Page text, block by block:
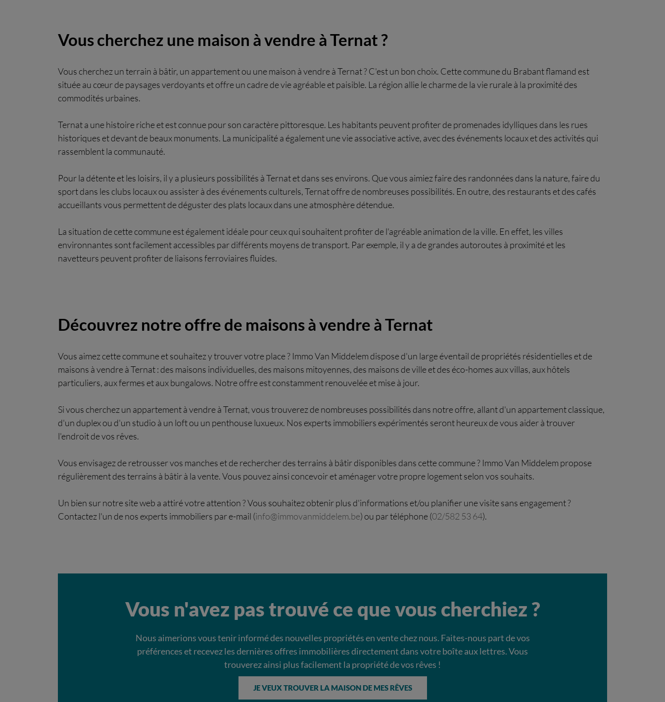
Vous cherchez une maison à vendre à Ternat ?
Vous cherchez un terrain à bâtir, un appartement ou une maison à vendre à Ternat ? C'est un bon choix. Cette commune du Brabant flamand est
située au cœur de paysages verdoyants et offre un cadre de vie agréable et paisible. La région allie le charme de la vie rurale à la proximité des
commodités urbaines.
Ternat a une histoire riche et est connue pour son caractère pittoresque. Les habitants peuvent profiter de promenades idylliques dans les rues
historiques et devant de beaux monuments. La municipalité a également une vie associative active, avec des événements locaux et des activités qui
rassemblent la communauté.
Pour la détente et les loisirs, il y a plusieurs possibilités à Ternat et dans ses environs. Que vous aimiez faire des randonnées dans la nature, faire du
sport dans les clubs locaux ou assister à des événements culturels, Ternat offre de nombreuses possibilités. En outre, des restaurants et des cafés
accueillants vous permettent de déguster des plats locaux dans une atmosphère détendue.
La situation de cette commune est également idéale pour ceux qui souhaitent profiter de l'agréable animation de la ville. En effet, les villes
environnantes sont facilement accessibles par différents moyens de transport. Par exemple, il y a de grandes autoroutes à proximité et les
navetteurs peuvent profiter de liaisons ferroviaires fluides.
Découvrez notre offre de maisons à vendre à Ternat
Vous aimez cette commune et souhaitez y trouver votre place ? Immo Van Middelem dispose d'un large éventail de propriétés résidentielles et de
maisons à vendre à Ternat : des maisons individuelles, des maisons mitoyennes, des maisons de ville et des éco-homes aux villas, aux hôtels
particuliers, aux fermes et aux bungalows. Notre offre est constamment renouvelée et mise à jour.
Si vous cherchez un appartement à vendre à Ternat, vous trouverez de nombreuses possibilités dans notre offre, allant d'un appartement classique,
d'un duplex ou d'un studio à un loft ou un penthouse luxueux. Nos experts immobiliers expérimentés seront heureux de vous aider à trouver
l'endroit de vos rêves.
Vous envisagez de retrousser vos manches et de rechercher des terrains à bâtir disponibles dans cette commune ? Immo Van Middelem propose
régulièrement des terrains à bâtir à la vente. Vous pouvez ainsi concevoir et aménager votre propre logement selon vos souhaits.
Un bien sur notre site web a attiré votre attention ? Vous souhaitez obtenir plus d'informations et/ou planifier une visite sans engagement ?
Contactez l'un de nos experts immobiliers par e-mail (info@immovanmiddelem.be) ou par téléphone (02/582 53 64).
Vous n'avez pas trouvé ce que vous cherchiez ?
Nous aimerions vous tenir informé des nouvelles propriétés en vente chez nous. Faites-nous part de vos
préférences et recevez les dernières offres immobilières directement dans votre boîte aux lettres. Vous
trouverez ainsi plus facilement la propriété de vos rêves !
JE VEUX TROUVER LA MAISON DE MES RÊVES